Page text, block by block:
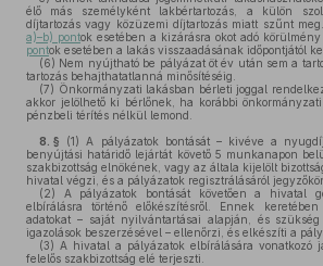
élő más személyként lakbértartozás, a külön
díjtartozás vagy közüzemi díjtartozás miatt szűnt
a)–b) pontok esetében a kizárásra okot adó
pontok esetében a lakás visszaadásának időpontjától
(6) Nem nyújtható be pályázat öt év után sem a
tartozás behajthatatlanná minősítéséig.
(7) Önkormányzati lakásban bérleti joggal
akkor jelölhető ki bérlőnek, ha korábbi
pénzbeli térítés nélkül lemond.
8. § (1) A pályázatok bontását – kivéve a
benyújtási határidő lejártát követő 5 munkanapon
szakbizottság elnökének, vagy az általa kijelölt
hivatal végzi, és a pályázatok regisztrálásáról
(2) A pályázatok bontását követően a hivatal
elbírálásra történő előkészítésről. Ennek
adatokat – saját nyilvántartásai alapján, és
igazolások beszerzésével – ellenőrzi, és elkészíti a
(3) A hivatal a pályázatok elbírálására vonatkozó
felelős szakbizottság elé terjeszti.